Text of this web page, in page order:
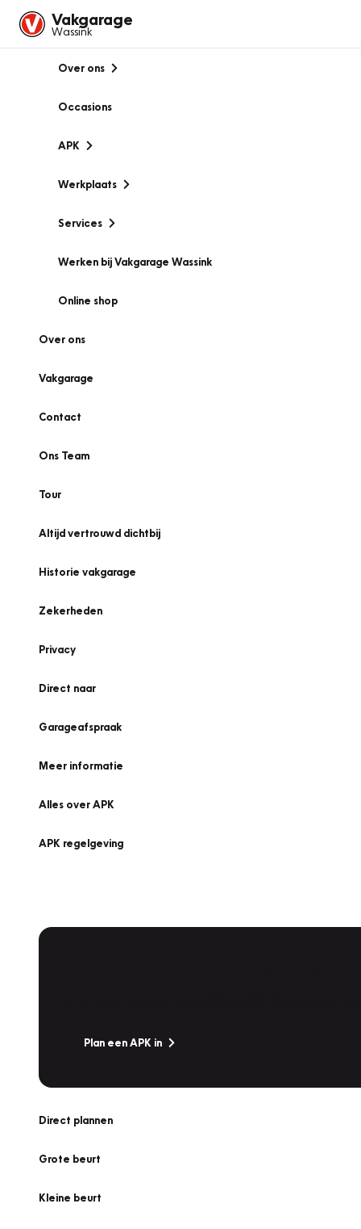
Vakgarage
Wassink
Over ons
Occasions
APK
Werkplaats
Services
Werken bij Vakgarage Wassink
Online shop
Over ons
Vakgarage
Contact
Ons Team
Tour
Altijd vertrouwd dichtbij
Historie vakgarage
Zekerheden
Privacy
Direct naar
Garageafspraak
Meer informatie
Alles over APK
APK regelgeving
Plan een APK in
Direct plannen
Grote beurt
Kleine beurt